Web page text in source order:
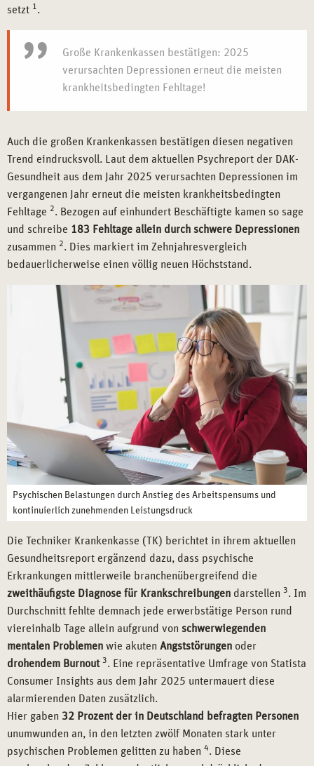
setzt 1 .
Große Krankenkassen bestätigen: 2025
verursachten Depressionen erneut die meisten
krankheitsbedingten Fehltage!
Auch die großen Krankenkassen bestätigen diesen negativen
Trend eindrucksvoll. Laut dem aktuellen Psychreport der DAK-
Gesundheit aus dem Jahr 2025 verursachten Depressionen im
vergangenen Jahr erneut die meisten krankheitsbedingten
Fehltage 2. Bezogen auf einhundert Beschäftigte kamen so sage
und schreibe 183 Fehltage allein durch schwere Depressionen
zusammen 2. Dies markiert im Zehnjahresvergleich
bedauerlicherweise einen völlig neuen Höchststand.
Psychischen Belastungen durch Anstieg des Arbeitspensums und
kontinuierlich zunehmenden Leistungsdruck
Die Techniker Krankenkasse (TK) berichtet in ihrem aktuellen
Gesundheitsreport ergänzend dazu, dass psychische
Erkrankungen mittlerweile branchenübergreifend die
zweithäufigste Diagnose für Krankschreibungen darstellen 3. Im
Durchschnitt fehlte demnach jede erwerbstätige Person rund
viereinhalb Tage allein aufgrund von schwerwiegenden
mentalen Problemen wie akuten Angststörungen oder
drohendem Burnout 3. Eine repräsentative Umfrage von Statista
Consumer Insights aus dem Jahr 2025 untermauert diese
alarmierenden Daten zusätzlich.
Hier gaben 32 Prozent der in Deutschland befragten Personen
unumwunden an, in den letzten zwölf Monaten stark unter
psychischen Problemen gelitten zu haben 4. Diese